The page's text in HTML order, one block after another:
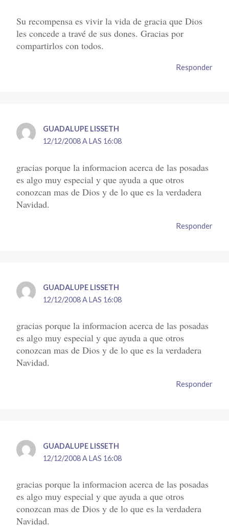
Su recompensa es vivir la vida de gracia que Dios
les concede a travé de sus dones. Gracias por
compartirlos con todos.
Responder
GUADALUPE LISSETH
12/12/2008 A LAS 16:08
gracias porque la informacion acerca de las posadas
es algo muy especial y que ayuda a que otros
conozcan mas de Dios y de lo que es la verdadera
Navidad.
Responder
GUADALUPE LISSETH
12/12/2008 A LAS 16:08
gracias porque la informacion acerca de las posadas
es algo muy especial y que ayuda a que otros
conozcan mas de Dios y de lo que es la verdadera
Navidad.
Responder
GUADALUPE LISSETH
12/12/2008 A LAS 16:08
gracias porque la informacion acerca de las posadas
es algo muy especial y que ayuda a que otros
conozcan mas de Dios y de lo que es la verdadera
Navidad.